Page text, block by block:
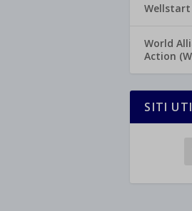
World
Action
SITI